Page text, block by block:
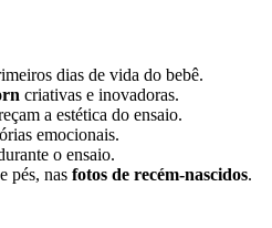
dias de vida do bebê.
criativas e inovadoras.
a estética do ensaio.
emocionais.
o ensaio.
pés, nas fotos de recém-nascidos.